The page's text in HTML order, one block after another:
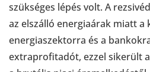
szükséges lépés volt. A
az elszálló energiaárak miatt a
energiaszektorra és a
extraprofitadót, ezzel sikerült